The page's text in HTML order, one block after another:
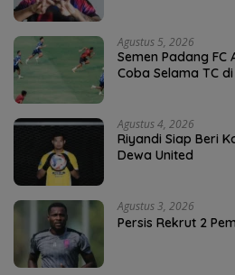
Agustus 5, 2026
Semen Padang FC
Coba Selama TC
Agustus 4, 2026
Riyandi Siap Beri
Dewa United
Agustus 3, 2026
Persis Rekrut 2